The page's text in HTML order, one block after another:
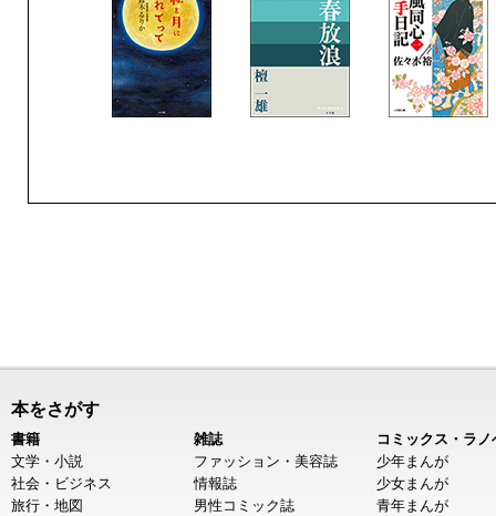
本をさがす
書籍
文学・小説
社会・ビジネス
旅行・地図
雑誌
ファッション・美容誌
情報誌
男性コミック誌
コミックス・ラノ
少年まんが
少女まんが
青年まんが